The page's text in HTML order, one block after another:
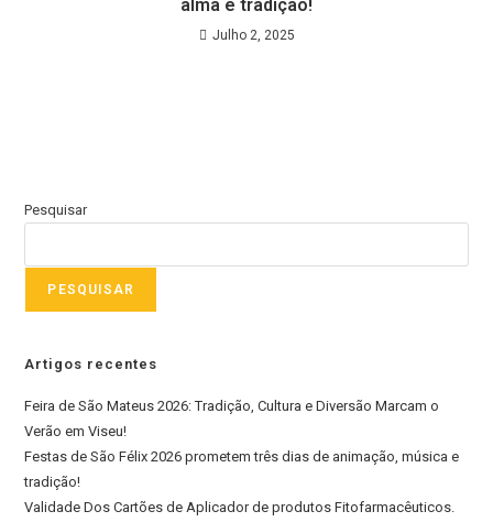
alma e tradição!
Julho 2, 2025
Pesquisar
PESQUISAR
Artigos recentes
Feira de São Mateus 2026: Tradição, Cultura e Diversão Marcam o
Verão em Viseu!
Festas de São Félix 2026 prometem três dias de animação, música e
tradição!
Validade Dos Cartões de Aplicador de produtos Fitofarmacêuticos.